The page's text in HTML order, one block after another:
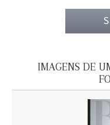
IMAGENS DE